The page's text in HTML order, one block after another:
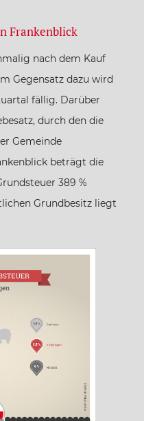
Frankenblick
nach dem Kauf
Gegensatz dazu wird
fällig. Darüber
durch den die
Gemeinde
beträgt die
389 %
Grundbesitz liegt